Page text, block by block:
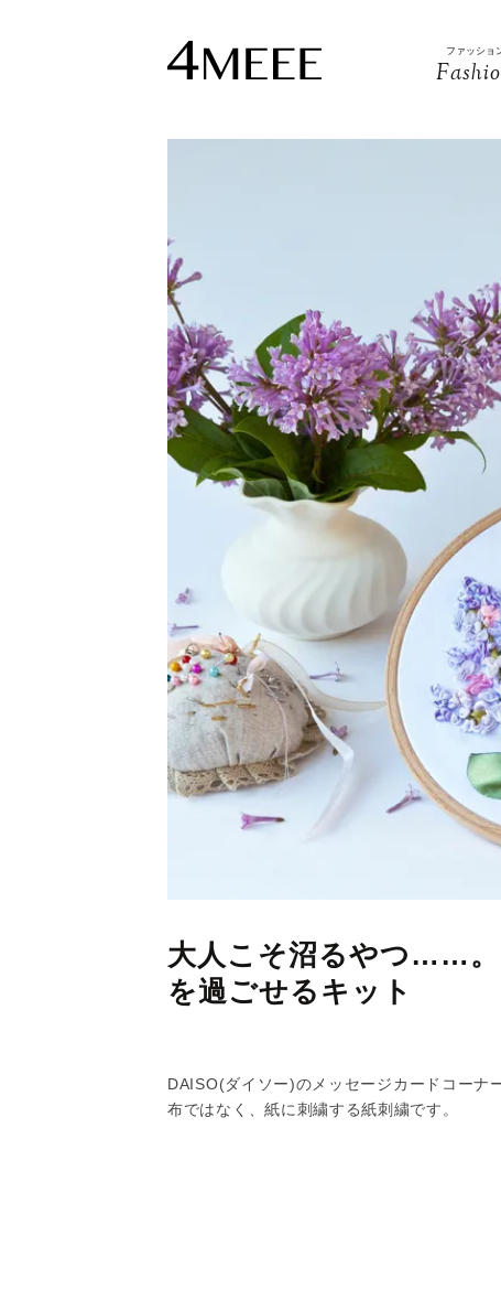
ファッショ
大人こそ沼るやつ……。
を過ごせるキット
DAISO(ダイソー)のメッセージカードコーナ
布ではなく、紙に刺繍する紙刺繍です。